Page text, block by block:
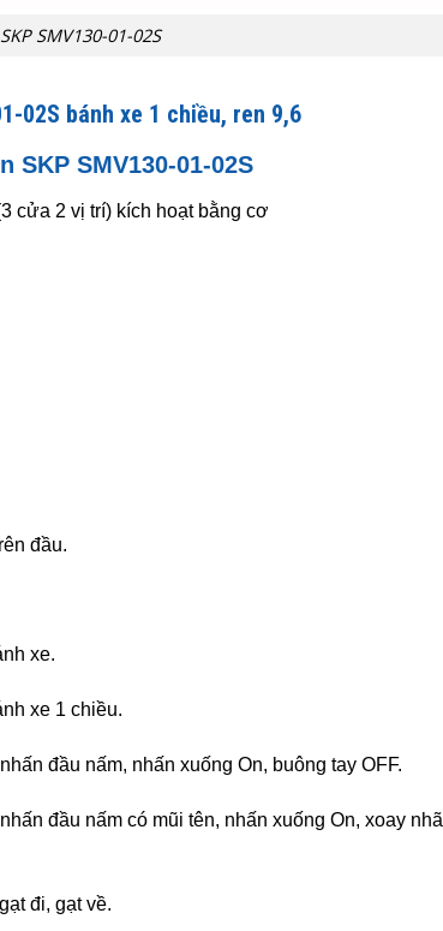
SMV130-01-02S
02S bánh xe 1 chiều, ren 9,6
SMV130-01-02S
cửa 2 vị trí) kích hoạt bằng cơ
đầu.
xe.
xe 1 chiều.
đầu nấm, nhấn xuống On, buông tay OFF.
đầu nấm có mũi tên, nhấn xuống On, xoay nhã
đi, gạt về.